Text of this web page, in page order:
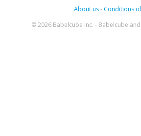
About us- Conditions
© 2026 Babelcube Inc. - Babelcube